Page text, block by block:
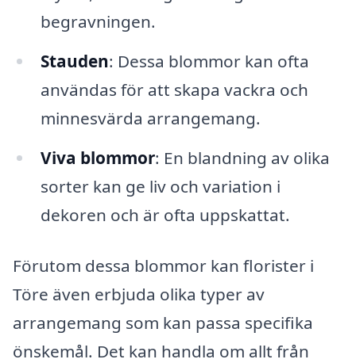
begravningen.
Stauden: Dessa blommor kan ofta
användas för att skapa vackra och
minnesvärda arrangemang.
Viva blommor: En blandning av olika
sorter kan ge liv och variation i
dekoren och är ofta uppskattat.
Förutom dessa blommor kan florister i
Töre även erbjuda olika typer av
arrangemang som kan passa specifika
önskemål. Det kan handla om allt från